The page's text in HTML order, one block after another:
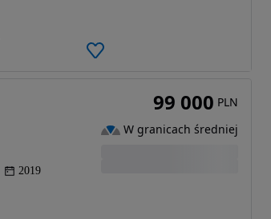
2019
99 000 PLN
W granicach średniej